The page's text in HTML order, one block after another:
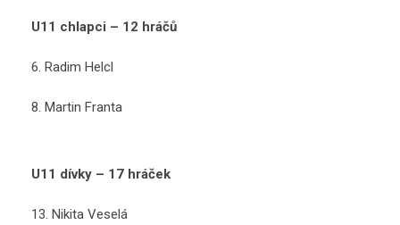
U11 chlapci – 12 hráčů
6. Radim Helcl
8. Martin Franta
U11 dívky – 17 hráček
13. Nikita Veselá